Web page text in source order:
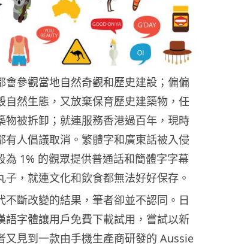
會參觀當地自然奇觀和歷史建設；偏偏
自然生態，又放棄保育歷史建築物，任
物被拆卸；就連服務香港過百年，現時
有人倡議取消。繁體字和廣東話被入侵
1% 的觀眾提供普通話和簡體字字幕
，就連文化和飲食都無法好好保存。
不斷改變的結果，筆者卻並不認同。日
語字體讓用戶免費下載試用，嘗試以新
又見到一款由手機生產商研發的 Aussie